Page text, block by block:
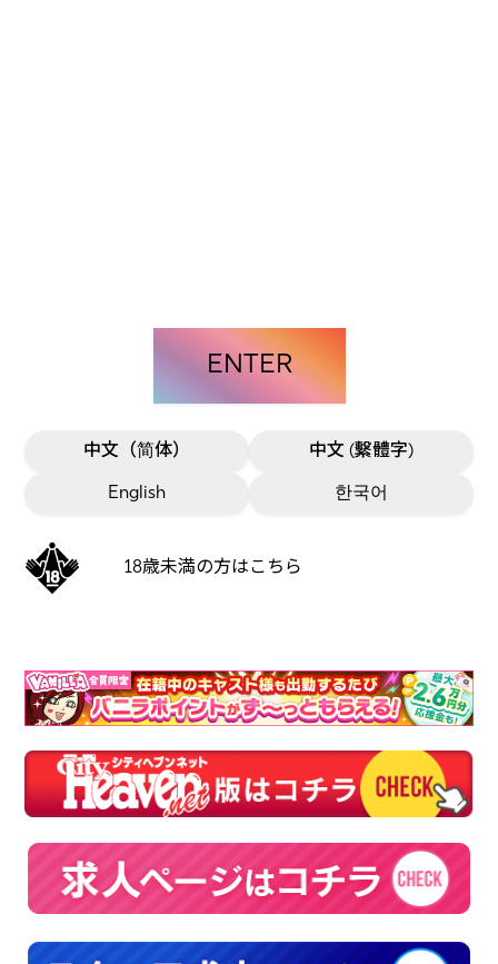
ENTER
中文（简体） 中文 (繫體字)
English 한국어
18歳未満の方はこちら